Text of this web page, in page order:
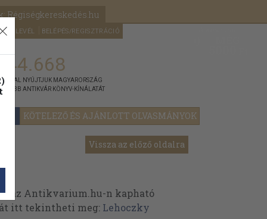
Régiségkereskedés.hu
HÍRLEVÉL BELÉPÉS/REGISZTRÁCIÓ
KÖTELEZŐ ÉS AJÁNLOTT OLVASMÁNYOK
NYÚJTJUK MAGYARORSZÁG
ANTIKVÁR KÖNYV-KÍNÁLATÁT
Vissza az előző oldalra
az Antikvarium.hu-n kapható
itt tekintheti meg: Lehoczky